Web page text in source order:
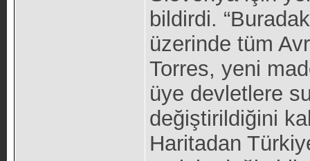
bildirdi.
üzerinde tüm
Torres, yeni
üye devletlere
değiştirildiğini
Haritadan